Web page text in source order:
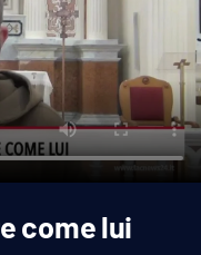
come lui